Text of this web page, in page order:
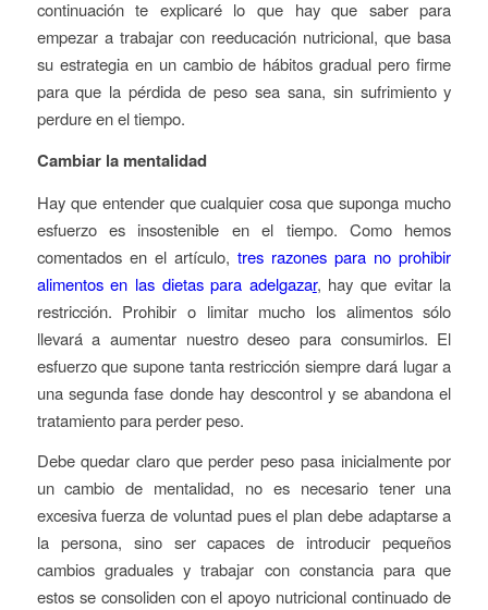
continuación te explicaré lo que hay que saber para
empezar a trabajar con reeducación nutricional, que basa
su estrategia en un cambio de hábitos gradual pero firme
para que la pérdida de peso sea sana, sin sufrimiento y
perdure en el tiempo.
Cambiar la mentalidad
Hay que entender que cualquier cosa que suponga mucho
esfuerzo es insostenible en el tiempo. Como hemos
comentados en el artículo, tres razones para no prohibir
alimentos en las dietas para adelgazar, hay que evitar la
restricción. Prohibir o limitar mucho los alimentos sólo
llevará a aumentar nuestro deseo para consumirlos. El
esfuerzo que supone tanta restricción siempre dará lugar a
una segunda fase donde hay descontrol y se abandona el
tratamiento para perder peso.
Debe quedar claro que perder peso pasa inicialmente por
un cambio de mentalidad, no es necesario tener una
excesiva fuerza de voluntad pues el plan debe adaptarse a
la persona, sino ser capaces de introducir pequeños
cambios graduales y trabajar con constancia para que
estos se consoliden con el apoyo nutricional continuado de